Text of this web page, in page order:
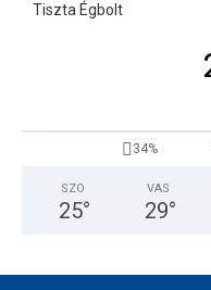
Tiszta Égbolt
34%
SZO
25°
VAS
29°